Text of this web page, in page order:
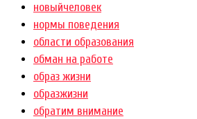
новыйчеловек
нормы поведения
области образования
обман на работе
образ жизни
образжизни
обратим внимание